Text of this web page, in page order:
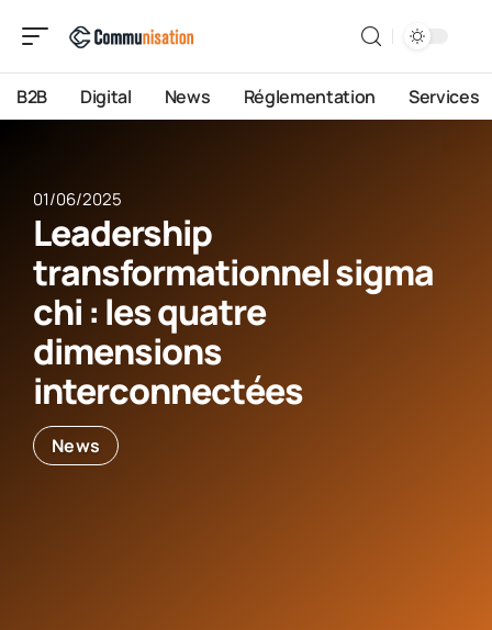
B2B Digital News Réglementation Services
01/06/2025
Leadership
transformationnel sigma
chi : les quatre
dimensions
interconnectées
News